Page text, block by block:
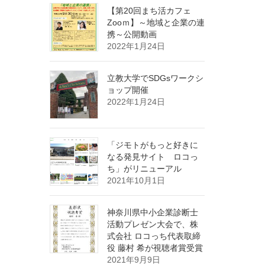
【第20回まち活カフェ
Zooｍ】～地域と企業の連
携～公開動画
2022年1月24日
立教大学でSDGsワークシ
ョップ開催
2022年1月24日
「ジモトがもっと好きに
なる発見サイト ロコっ
ち」がリニューアル
2021年10月1日
神奈川県中小企業診断士
活動プレゼン大会で、株
式会社 ロコっち代表取締
役 藤村 希が視聴者賞受賞
2021年9月9日